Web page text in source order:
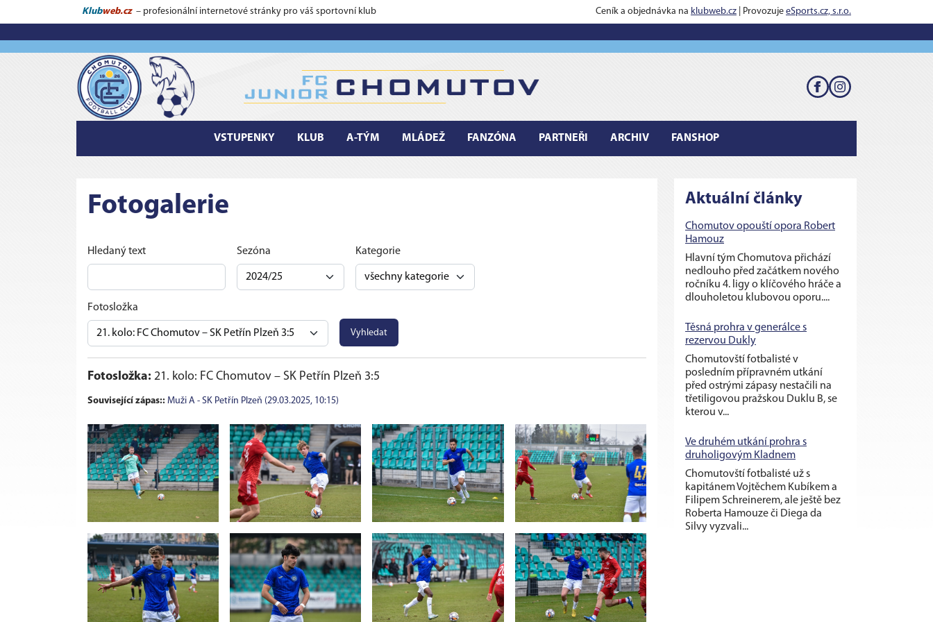
Klubweb.cz – profesionální internetové stránky pro váš sportovní klub Ceník a objednávka na klubweb.cz | Provozuje eSports.cz, s.r.o.
VSTUPENKY KLUB A-TÝM MLÁDEŽ FANZÓNA PARTNEŘI ARCHIV FANSHOP
Fotogalerie
Hledaný text Sezóna Kategorie
Fotosložka
Vyhledat
Fotosložka: 21. kolo: FC Chomutov – SK Petřín Plzeň 3:5
Související zápas:: Muži A - SK Petřín Plzeň (29.03.2025, 10:15)
Aktuální články
Chomutov opouští opora Robert
Hamouz
Hlavní tým Chomutova přichází
nedlouho před začátkem nového
ročníku 4. ligy o klíčového hráče a
dlouholetou klubovou oporu....
Těsná prohra v generálce s
rezervou Dukly
Chomutovští fotbalisté v
posledním přípravném utkání
před ostrými zápasy nestačili na
třetiligovou pražskou Duklu B, se
kterou v...
Ve druhém utkání prohra s
druholigovým Kladnem
Chomutovští fotbalisté už s
kapitánem Vojtěchem Kubíkem a
Filipem Schreinerem, ale ještě bez
Roberta Hamouze či Diega da
Silvy vyzvali...